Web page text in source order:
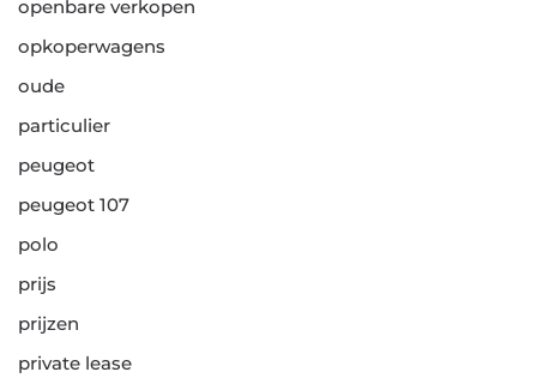
openbare verkopen
opkoperwagens
oude
particulier
peugeot
peugeot 107
polo
prijs
prijzen
private lease